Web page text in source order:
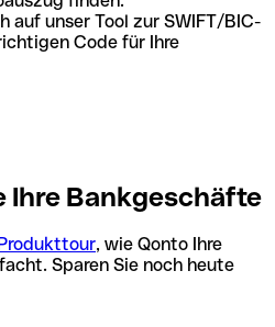
auf unser Tool zur SWIFT/BIC-
Code für Ihre
Ihre Bankgeschäfte
, wie Qonto Ihre
Sparen Sie noch heute